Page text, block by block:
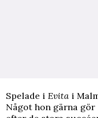
Spelade i Evita i
Något hon gärna